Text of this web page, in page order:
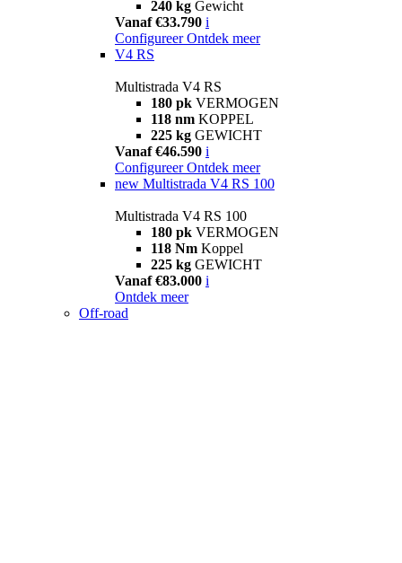
240 kg Gewicht
Vanaf €33.790 i
Configureer Ontdek meer
V4 RS
Multistrada V4 RS
180 pk VERMOGEN
118 nm KOPPEL
225 kg GEWICHT
Vanaf €46.590 i
Configureer Ontdek meer
new Multistrada V4 RS 100
Multistrada V4 RS 100
180 pk VERMOGEN
118 Nm Koppel
225 kg GEWICHT
Vanaf €83.000 i
Ontdek meer
Off-road